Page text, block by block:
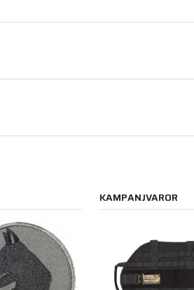
KAMPANJVAROR